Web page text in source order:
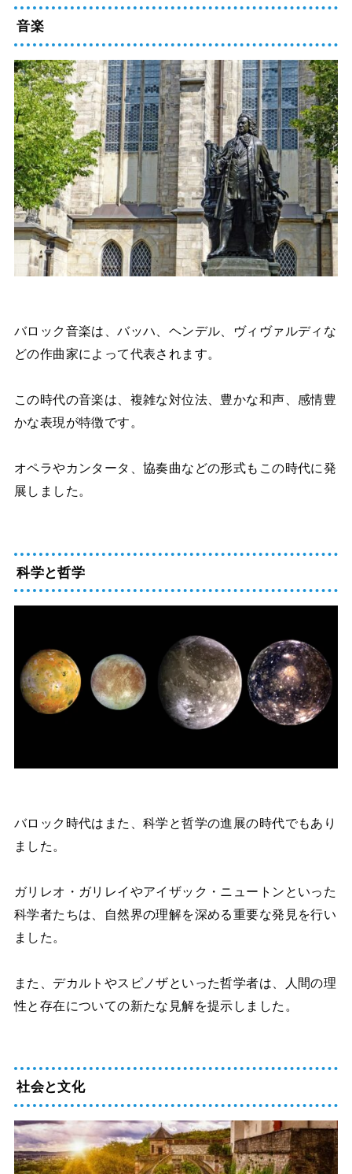
音楽
バロック音楽は、バッハ、ヘンデル、ヴィヴァルディな
どの作曲家によって代表されます。
この時代の音楽は、複雑な対位法、豊かな和声、感情豊
かな表現が特徴です。
オペラやカンタータ、協奏曲などの形式もこの時代に発
展しました。
科学と哲学
バロック時代はまた、科学と哲学の進展の時代でもあり
ました。
ガリレオ・ガリレイやアイザック・ニュートンといった
科学者たちは、自然界の理解を深める重要な発見を行い
ました。
また、デカルトやスピノザといった哲学者は、人間の理
性と存在についての新たな見解を提示しました。
社会と文化